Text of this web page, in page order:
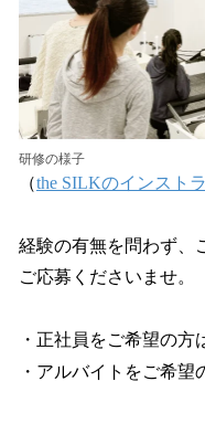
研修の様子
（the SILKのインスト
経験の有無を問わず、
ご応募くださいませ。
・正社員をご希望の方
・アルバイトをご希望